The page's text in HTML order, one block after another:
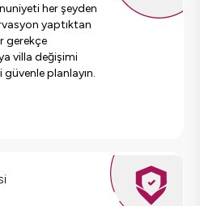
her şeyden
yaptıktan
gerekçe
villa değişimi
planlayın.